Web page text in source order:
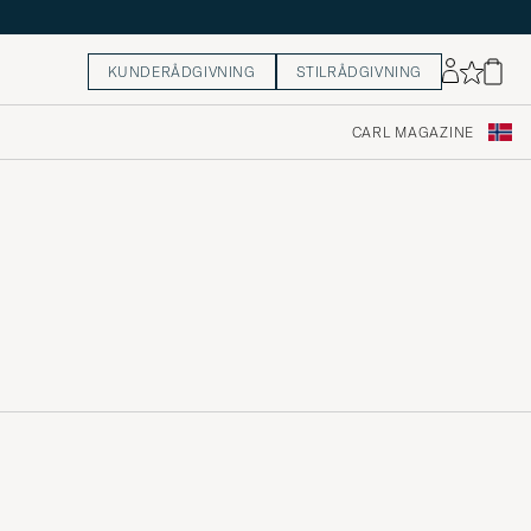
KUNDERÅDGIVNING STILRÅDGIVNING
CARL MAGAZINE